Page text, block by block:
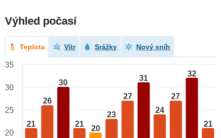
Výhled počasí
Teplota Vítr Srážky Nový sníh
21
26
30
21
20
23
27
31
24
27
32
21
35
30
25
20